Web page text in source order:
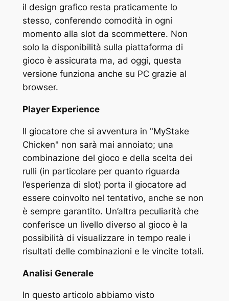
il design grafico resta praticamente lo
stesso, conferendo comodità in ogni
momento alla slot da scommettere. Non
solo la disponibilità sulla piattaforma di
gioco è assicurata ma, ad oggi, questa
versione funziona anche su PC grazie al
browser.
Player Experience
Il giocatore che si avventura in "MyStake
Chicken" non sarà mai annoiato; una
combinazione del gioco e della scelta dei
rulli (in particolare per quanto riguarda
l’esperienza di slot) porta il giocatore ad
essere coinvolto nel tentativo, anche se non
è sempre garantito. Un’altra peculiarità che
conferisce un livello diverso al gioco è la
possibilità di visualizzare in tempo reale i
risultati delle combinazioni e le vincite totali.
Analisi Generale
In questo articolo abbiamo visto